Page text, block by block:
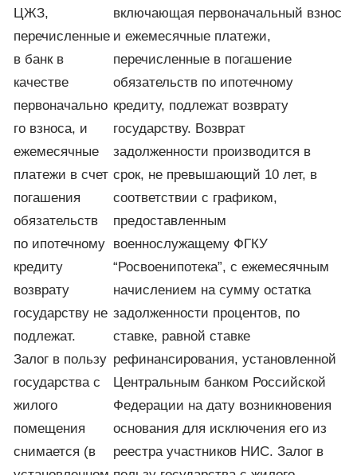
ЦЖЗ,
перечисленные
в банк в
качестве
первоначально
го взноса, и
ежемесячные
платежи в счет
погашения
обязательств
по ипотечному
кредиту
возврату
государству не
подлежат.
Залог в пользу
государства с
жилого
помещения
снимается (в
включающая первоначальный взнос
и ежемесячные платежи,
перечисленные в погашение
обязательств по ипотечному
кредиту, подлежат возврату
государству. Возврат
задолженности производится в
срок, не превышающий 10 лет, в
соответствии с графиком,
предоставленным
военнослужащему ФГКУ
“Росвоенипотека”, с ежемесячным
начислением на сумму остатка
задолженности процентов, по
ставке, равной ставке
рефинансирования, установленной
Центральным банком Российской
Федерации на дату возникновения
основания для исключения его из
реестра участников НИС. Залог в